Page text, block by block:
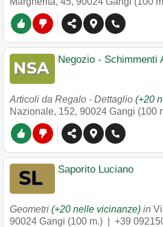
Negozio - Schimmenti
Articoli da Regalo - Dettaglio (+20
Nazionale, 152, 90024 Gangi (100
Saporito Luciano
Geometri (+20 nelle vicinanze) in
90024 Gangi (100 m.) | +39